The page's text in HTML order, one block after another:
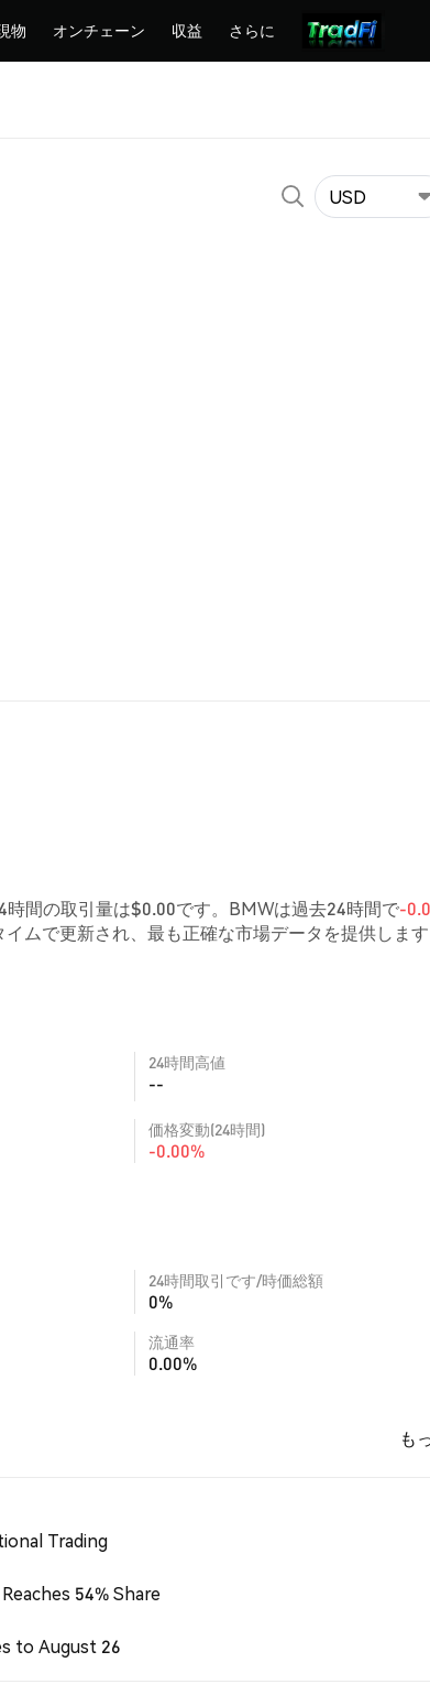
物 オンチェーン 収益 さらに
USD
間の取引量は$0.00です。BMWは過去24時間で-
ムで更新され、最も正確な市場データを提供しま
24時間高値
--
価格変動(24時間)
-0.00%
24時間取引です/時価総額
0%
流通率
0.00%
も
Trading
54% Share
to August 26